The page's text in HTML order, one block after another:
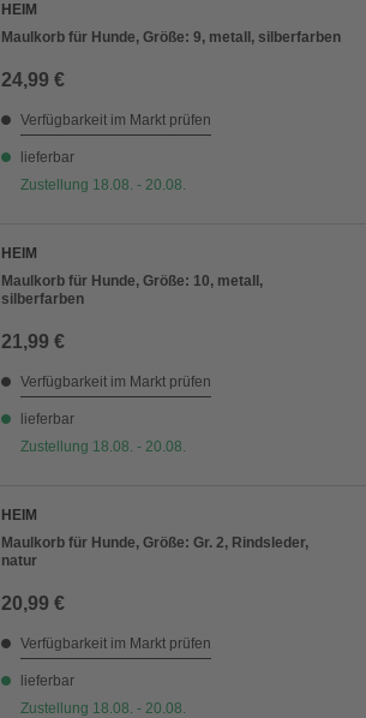
HEIM
Maulkorb für Hunde, Größe: 9, metall, silberfarben
24,99 €
Verfügbarkeit im Markt prüfen
lieferbar
Zustellung 18.08. - 20.08.
HEIM
Maulkorb für Hunde, Größe: 10, metall,
silberfarben
21,99 €
Verfügbarkeit im Markt prüfen
lieferbar
Zustellung 18.08. - 20.08.
HEIM
Maulkorb für Hunde, Größe: Gr. 2, Rindsleder,
natur
20,99 €
Verfügbarkeit im Markt prüfen
lieferbar
Zustellung 18.08. - 20.08.